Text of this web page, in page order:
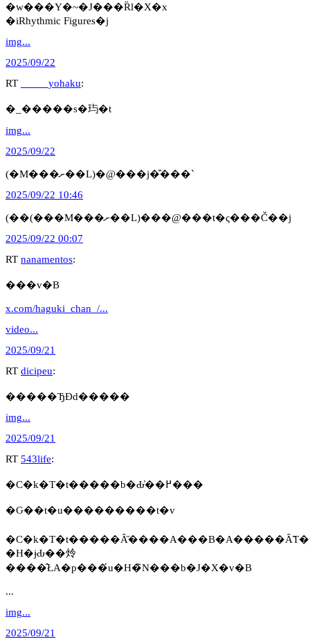
�w���Y�~�J���Ȑl�X�x
�iRhythmic Figures�j
img...
2025/09/22
RT
_____yohaku:
�_�����s�玙�t
img...
2025/09/22
(�M���ށ��L)�@���j�̐���`
2025/09/22 10:46
(��(���M���ށ��L)���@���t�ς���Č��j
2025/09/22 00:07
RT nanamentos:
���v�B
x.com/haguki_chan_/...
video...
2025/09/21
RT dicipeu:
�����ЂƉԁ�����
img...
2025/09/21
RT 543life:
�C�k�T�t�����b�Ԃ̓��߂���
�Ԍ��t�u���������t�v
�H�ɉԂ��炩
����̂ŁA�p���́u�H�̃N���b�J�X�v�B
...
img...
2025/09/21